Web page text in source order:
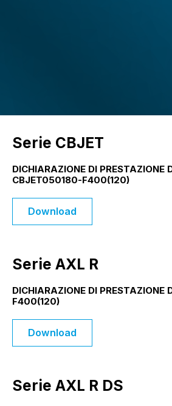
Serie CBJET
DICHIARAZIONE DI PRESTAZIONE
CBJET050180-F400(120)
Download
Serie AXL R
DICHIARAZIONE DI
F400(120)
Download
Serie AXL R DS